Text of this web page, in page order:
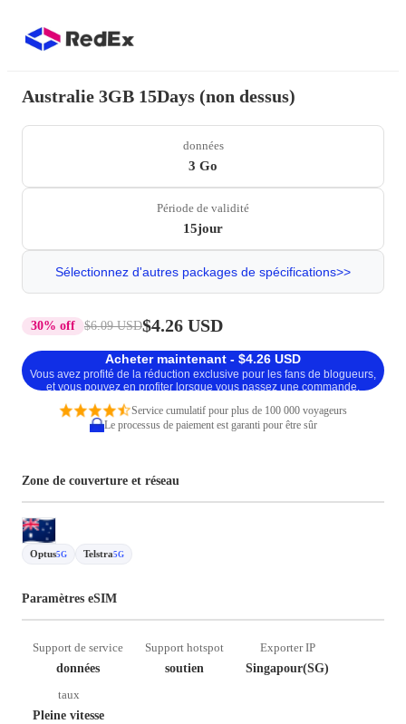
Australie 3GB 15Days (non dessus)
données
3 Go
Période de validité
15jour
Sélectionnez d'autres packages de spécifications>>
30% off $6.09 USD$4.26 USD
Acheter maintenant - $4.26 USD
Vous avez profité de la réduction exclusive pour les fans de blogueurs,
et vous pouvez en profiter lorsque vous passez une commande.
Service cumulatif pour plus de 100 000 voyageurs
Le processus de paiement est garanti pour être sûr
Zone de couverture et réseau
Optus5G Telstra5G
Paramètres eSIM
Support de service
données
Support hotspot
soutien
Exporter IP
Singapour(SG)
taux
Pleine vitesse